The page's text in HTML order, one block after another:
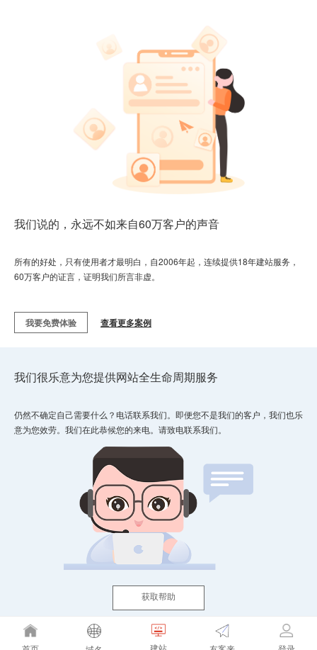
我们说的，永远不如来自60万客户的声音
所有的好处，只有使用者才最明白，自2006年起，连续提供18年建站服务，
60万客户的证言，证明我们所言非虚。
我要免费体验 查看更多案例
我们很乐意为您提供网站全生命周期服务
仍然不确定自己需要什么？电话联系我们。即便您不是我们的客户，我们也乐
意为您效劳。我们在此恭候您的来电。请致电联系我们。
获取帮助
建站